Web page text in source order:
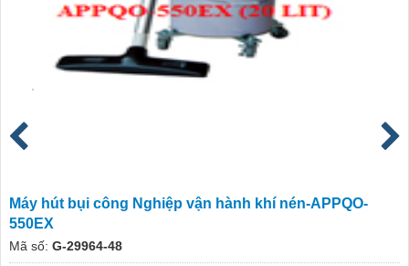
Máy hút bụi công Nghiệp vận hành khí nén-APPQO-
550EX
Mã số: G-29964-48